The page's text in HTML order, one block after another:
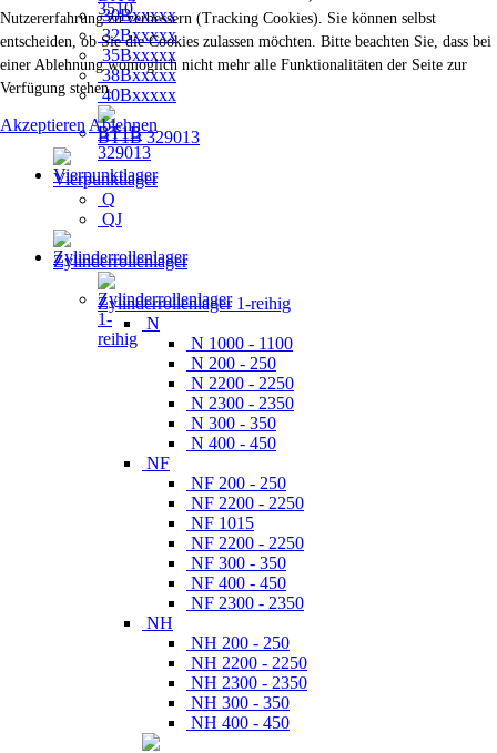
30Bxxxxx
32Bxxxxx
35Bxxxxx
38Bxxxxx
40Bxxxxx
BT1B 329013
Vierpunktlager
Q
QJ
Zylinderrollenlager
Zylinderrollenlager 1-reihig
N
N 1000 - 1100
N 200 - 250
N 2200 - 2250
N 2300 - 2350
N 300 - 350
N 400 - 450
NF
NF 200 - 250
NF 2200 - 2250
NF 1015
NF 2200 - 2250
NF 300 - 350
NF 400 - 450
NF 2300 - 2350
NH
NH 200 - 250
NH 2200 - 2250
NH 2300 - 2350
NH 300 - 350
NH 400 - 450
Nutzererfahrung zu verbessern (Tracking Cookies). Sie können selbst
entscheiden, ob Sie die Cookies zulassen möchten. Bitte beachten Sie, dass bei
einer Ablehnung womöglich nicht mehr alle Funktionalitäten der Seite zur
Verfügung stehen.
Akzeptieren Ablehnen